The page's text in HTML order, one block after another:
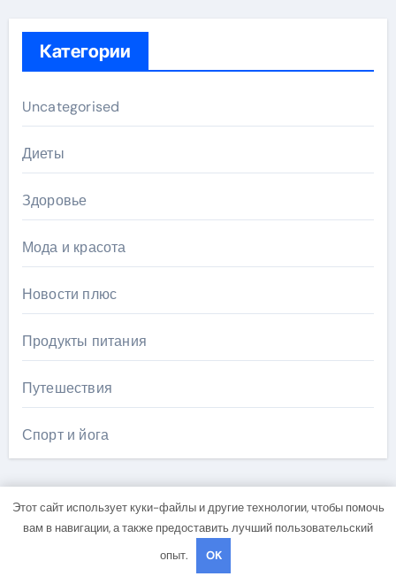
Категории
Uncategorised
Диеты
Здоровье
Мода и красота
Новости плюс
Продукты питания
Путешествия
Спорт и йога
Вы пропустили
Этот сайт использует куки-файлы и другие технологии, чтобы помочь
вам в навигации, а также предоставить лучший пользовательский
опыт.
OK